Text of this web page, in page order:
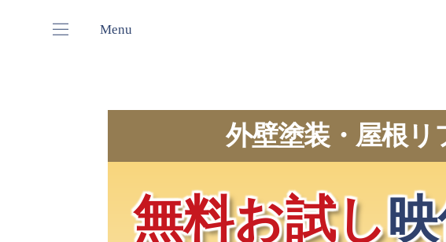
Menu
外壁塗装・屋根リ
無料お試し